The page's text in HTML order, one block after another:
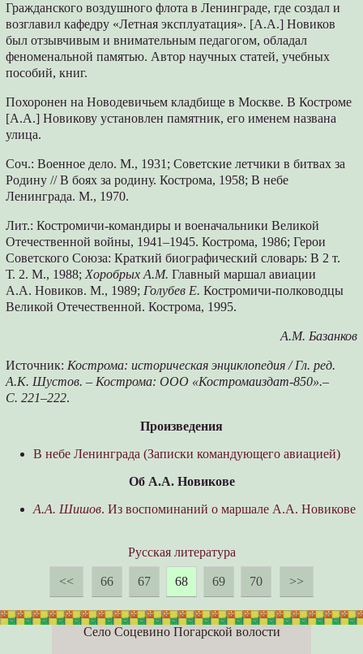
Гражданского воздушного флота в Ленинграде, где создал и
возглавил кафедру «Летная эксплуатация». [А.А.] Новиков
был отзывчивым и внимательным педагогом, обладал
феноменальной памятью. Автор научных статей, учебных
пособий, книг.
Похоронен на Новодевичьем кладбище в Москве. В Костроме
[А.А.] Новикову установлен памятник, его именем названа
улица.
Соч.: Военное дело. М., 1931; Советские летчики в битвах за
Родину // В боях за родину. Кострома, 1958; В небе
Ленинграда. М., 1970.
Лит.: Костромичи-командиры и военачальники Великой
Отечественной войны, 1941–1945. Кострома, 1986; Герои
Советского Союза: Краткий биографический словарь: В 2 т.
Т. 2. М., 1988;Хоробрых А.М. Главный маршал авиации
А.А. Новиков. М., 1989;Голубев Е. Костромичи-полководцы
Великой Отечественной. Кострома, 1995.
А.М. Базанков
Источник:Кострома: историческая энциклопедия / Гл. ред.
А.К. Шустов. – Кострома: ООО «Костромаиздат-850».–
С. 221–222.
Произведения
В небе Ленинграда (Записки командующего авиацией)
Об А.А. Новикове
А.А. Шишов. Из воспоминаний о маршале А.А. Новикове
Русская литература
<< 66 67 68 69 70 >>
Село Соцевино Погарской волости